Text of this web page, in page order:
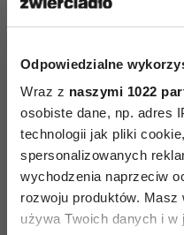
Odpowiedzialne
Wraz z naszymi 1022
osobiste dane, np. adres
technologii jak pliki
spersonalizowanych
wychodzenia naprzeciw
rozwoju produktów.
używa Twoich danych i w